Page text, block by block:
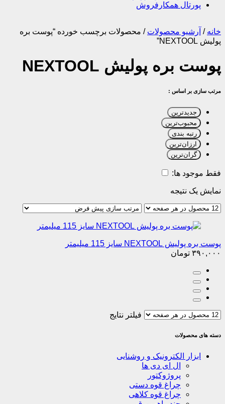
پورتال همکارفروش
خانه / آرشیو محصولات / محصولات برچسب خورده “پوست بره
پولیش NEXTOOL”
پوست بره پولیش NEXTOOL
مرتب سازی بر اساس :
جدیدترین
محبوب‌ترین
رتبه بندی
ارزان‌ترین
گران‌ترین
فقط موجود ها:
نمایش یک نتیجه
پوست بره پولیش NEXTOOL سایز 115 میلیمتر
۳۹۰,۰۰۰ تومان
فیلتر نتایج
دسته های محصولات
ابزار الکترونیک و روشنایی
ال ای دی ها
پروژوکتور
چراغ قوه دستی
چراغ قوه کلاهی